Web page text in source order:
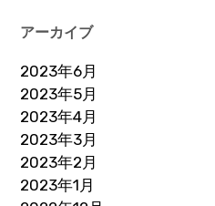
アーカイブ
2023年6月
2023年5月
2023年4月
2023年3月
2023年2月
2023年1月